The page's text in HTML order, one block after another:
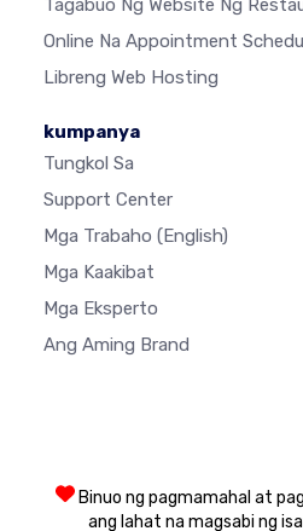
Tagabuo Ng Website Ng
Online Na Appointment
Libreng Web Hosting
kumpanya
Tungkol Sa
Support Center
Mga Trabaho (English)
Mga Kaakibat
Mga Eksperto
Ang Aming Brand
Binuo ng pagmamahal at
ang lahat na magsabi ng